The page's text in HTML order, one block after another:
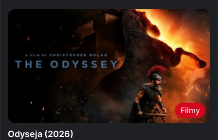
Filmy
Odyseja (2026)